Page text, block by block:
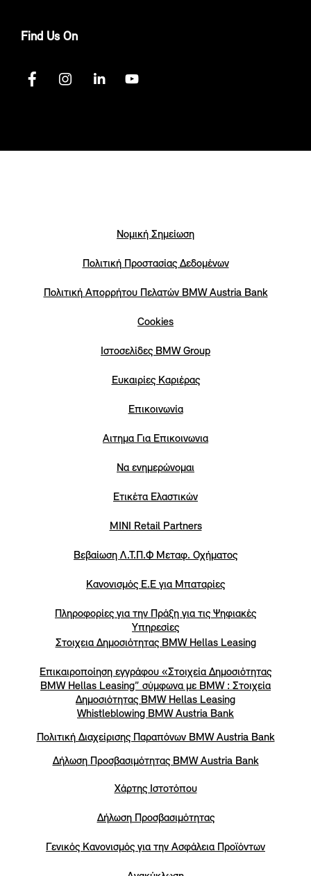
Find Us On
Νομική Σημείωση
Πολιτική Προστασίας Δεδομένων
Πολιτική Απορρήτου Πελατών ΒΜW Austria Bank
Cookies
Iστοσελίδες BMW Group
Eυκαιρίες Καριέρας
Επικοινωνία
Αιτημα Για Επικοινωνια
Να ενημερώνομαι
Ετικέτα Ελαστικών
MINI Retail Partners
Βεβαίωση Λ.Τ.Π.Φ Μεταφ. Οχήματος
Κανονισμός Ε.Ε για Μπαταρίες
Πληροφορίες για την Πράξη για τις Ψηφιακές
Υπηρεσίες
Στοιχεια Δημοσιότητας BMW Hellas Leasing
Επικαιροποίηση εγγράφου «Στοιχεία Δημοσιότητας
BMW Hellas Leasing” σύμφωνα με BMW : Στοιχεία
Δημοσιότητας BMW Hellas Leasing
Whistleblowing BMW Austria Bank
Πολιτική Διαχείρισης Παραπόνων BMW Austria Bank
Δήλωση Προσβασιμότητας BMW Austria Bank
Χάρτης Ιστοτόπου
Δήλωση Προσβασιμότητας
Γενικός Κανονισμός για την Ασφάλεια Προϊόντων